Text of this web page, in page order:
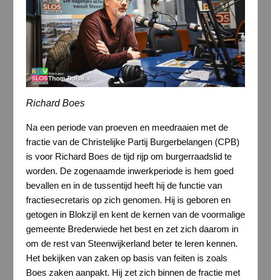
Richard Boes
Na een periode van proeven en meedraaien met de
fractie van de Christelijke Partij Burgerbelangen (CPB)
is voor Richard Boes de tijd rijp om burgerraadslid te
worden. De zogenaamde inwerkperiode is hem goed
bevallen en in de tussentijd heeft hij de functie van
fractiesecretaris op zich genomen. Hij is geboren en
getogen in Blokzijl en kent de kernen van de voormalige
gemeente Brederwiede het best en zet zich daarom in
om de rest van Steenwijkerland beter te leren kennen.
Het bekijken van zaken op basis van feiten is zoals
Boes zaken aanpakt. Hij zet zich binnen de fractie met